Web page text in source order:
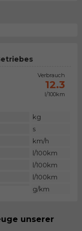
Verbrauch
12.3
l/100km
kg
s
km/h
l/100km
l/100km
l/100km
g/km
unserer